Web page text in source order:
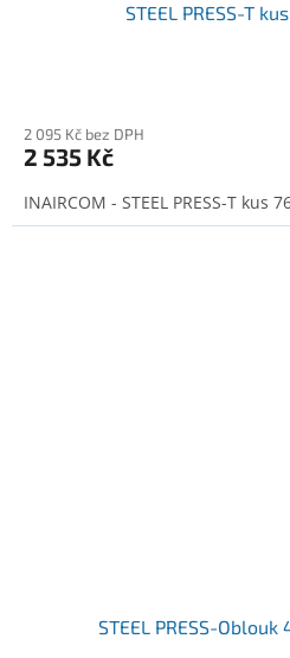
STEEL PRESS-T
2 095 Kč bez DPH
2 535 Kč
INAIRCOM - STEEL PRESS-T kus
STEEL PRESS-